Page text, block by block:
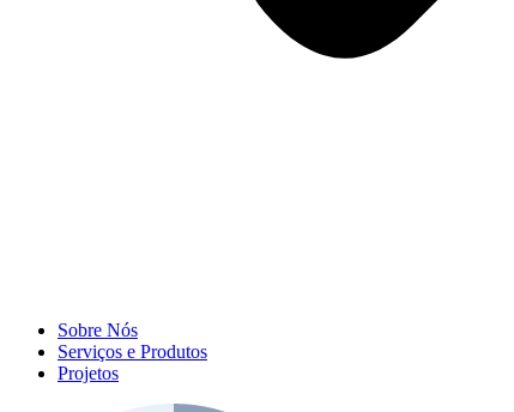
Sobre Nós
Serviços e Produtos
Projetos